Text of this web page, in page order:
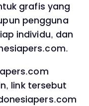
grafis yang
pengguna
individu, dan
link tersebut